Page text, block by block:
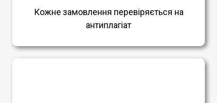
Кожне замовлення перевіряється на
антиплагіат